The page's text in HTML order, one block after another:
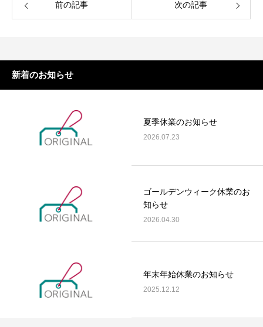
前の記事 次の記事
新着のお知らせ
夏季休業のお知らせ
2026.07.23
ゴールデンウィーク休業のお
知らせ
2026.04.30
年末年始休業のお知らせ
2025.12.12